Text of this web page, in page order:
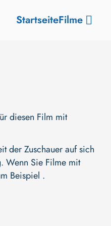
StartseiteFilme
diesen Film mit
der Zuschauer auf sich
Wenn Sie Filme mit
Beispiel .